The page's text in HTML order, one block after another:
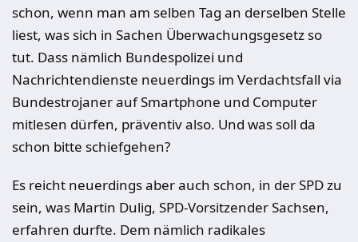
schon, wenn man am selben Tag an derselben Stelle
liest, was sich in Sachen Überwachungsgesetz so
tut. Dass nämlich Bundespolizei und
Nachrichtendienste neuerdings im Verdachtsfall via
Bundestrojaner auf Smartphone und Computer
mitlesen dürfen, präventiv also. Und was soll da
schon bitte schiefgehen?
Es reicht neuerdings aber auch schon, in der SPD zu
sein, was Martin Dulig, SPD-Vorsitzender Sachsen,
erfahren durfte. Dem nämlich radikales